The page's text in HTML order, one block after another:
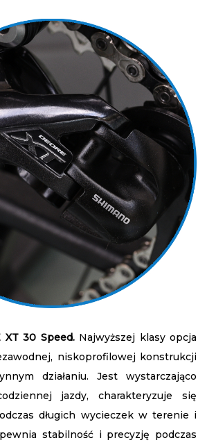
XT 30 Speed. Najwyższej klasy opcja
niskoprofilowej konstrukcji
działaniu. Jest wystarczająco
jazdy, charakteryzuje się
długich wycieczek w terenie i
stabilność i precyzję podczas